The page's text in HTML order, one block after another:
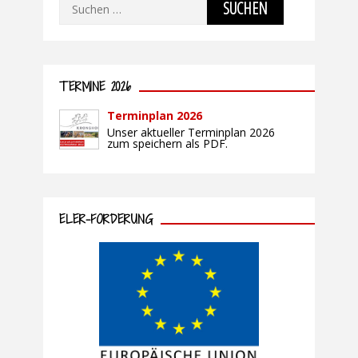
TERMINE 2026
Terminplan 2026
Unser aktueller Terminplan 2026
zum speichern als PDF.
ELER-FÖRDERUNG